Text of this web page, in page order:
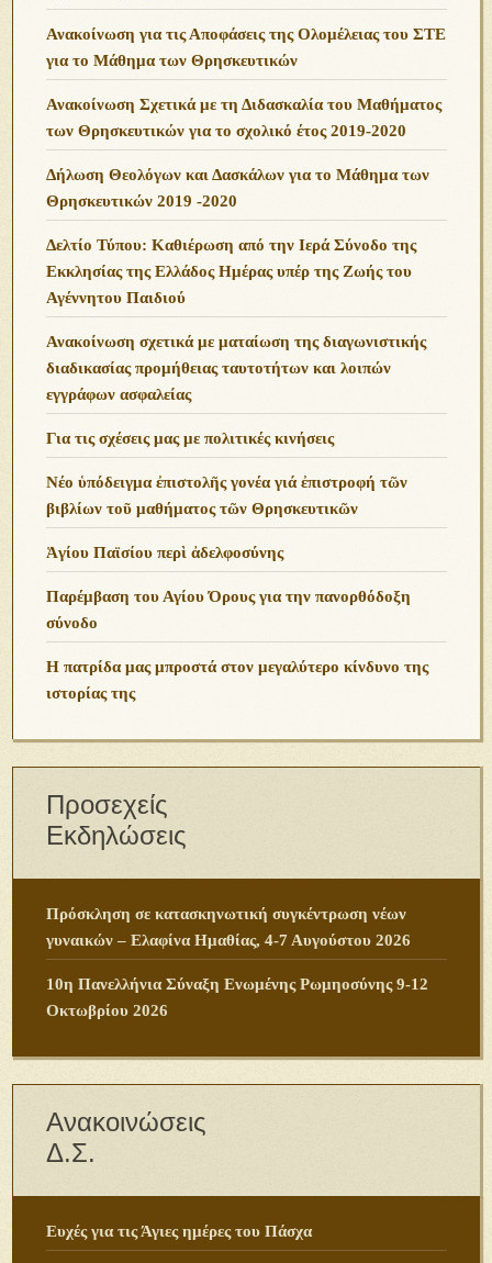
Ανακοίνωση για τις Αποφάσεις της Ολομέλειας του ΣΤΕ
για το Μάθημα των Θρησκευτικών
Ανακοίνωση Σχετικά με τη Διδασκαλία του Μαθήματος
των Θρησκευτικών για το σχολικό έτος 2019-2020
Δήλωση Θεολόγων και Δασκάλων για το Μάθημα των
Θρησκευτικών 2019 -2020
Δελτίο Τύπου: Καθιέρωση από την Ιερά Σύνοδο της
Εκκλησίας της Ελλάδος Ημέρας υπέρ της Ζωής του
Αγέννητου Παιδιού
Ανακοίνωση σχετικά με ματαίωση της διαγωνιστικής
διαδικασίας προμήθειας ταυτοτήτων και λοιπών
εγγράφων ασφαλείας
Για τις σχέσεις μας με πολιτικές κινήσεις
Νέο ὑπόδειγμα ἐπιστολῆς γονέα γιά ἐπιστροφή τῶν
βιβλίων τοῦ μαθήματος τῶν Θρησκευτικῶν
Ἁγίου Παϊσίου περὶ ἀδελφοσύνης
Παρέμβαση του Αγίου Όρους για την πανορθόδοξη
σύνοδο
Η πατρίδα μας μπροστά στον μεγαλύτερο κίνδυνο της
ιστορίας της
Προσεχείς
Εκδηλώσεις
Πρόσκληση σε κατασκηνωτική συγκέντρωση νέων
γυναικών – Ελαφίνα Ημαθίας, 4-7 Αυγούστου 2026
10η Πανελλήνια Σύναξη Ενωμένης Ρωμηοσύνης 9-12
Οκτωβρίου 2026
Ανακοινώσεις
Δ.Σ.
Ευχές για τις Άγιες ημέρες του Πάσχα